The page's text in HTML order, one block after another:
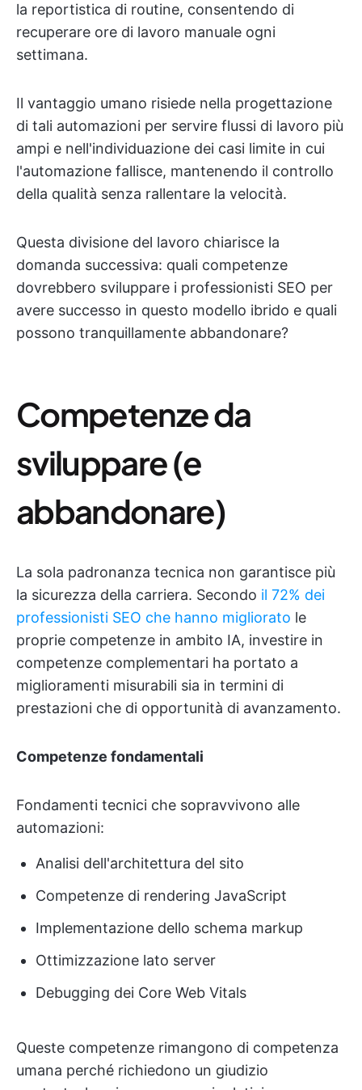
la reportistica di routine, consentendo di
recuperare ore di lavoro manuale ogni
settimana.
Il vantaggio umano risiede nella progettazione
di tali automazioni per servire flussi di lavoro più
ampi e nell'individuazione dei casi limite in cui
l'automazione fallisce, mantenendo il controllo
della qualità senza rallentare la velocità.
Questa divisione del lavoro chiarisce la
domanda successiva: quali competenze
dovrebbero sviluppare i professionisti SEO per
avere successo in questo modello ibrido e quali
possono tranquillamente abbandonare?
Competenze da
sviluppare (e
abbandonare)
La sola padronanza tecnica non garantisce più
la sicurezza della carriera. Secondo il 72% dei
professionisti SEO che hanno migliorato le
proprie competenze in ambito IA, investire in
competenze complementari ha portato a
miglioramenti misurabili sia in termini di
prestazioni che di opportunità di avanzamento.
Competenze fondamentali
Fondamenti tecnici che sopravvivono alle
automazioni:
Analisi dell'architettura del sito
Competenze di rendering JavaScript
Implementazione dello schema markup
Ottimizzazione lato server
Debugging dei Core Web Vitals
Queste competenze rimangono di competenza
umana perché richiedono un giudizio